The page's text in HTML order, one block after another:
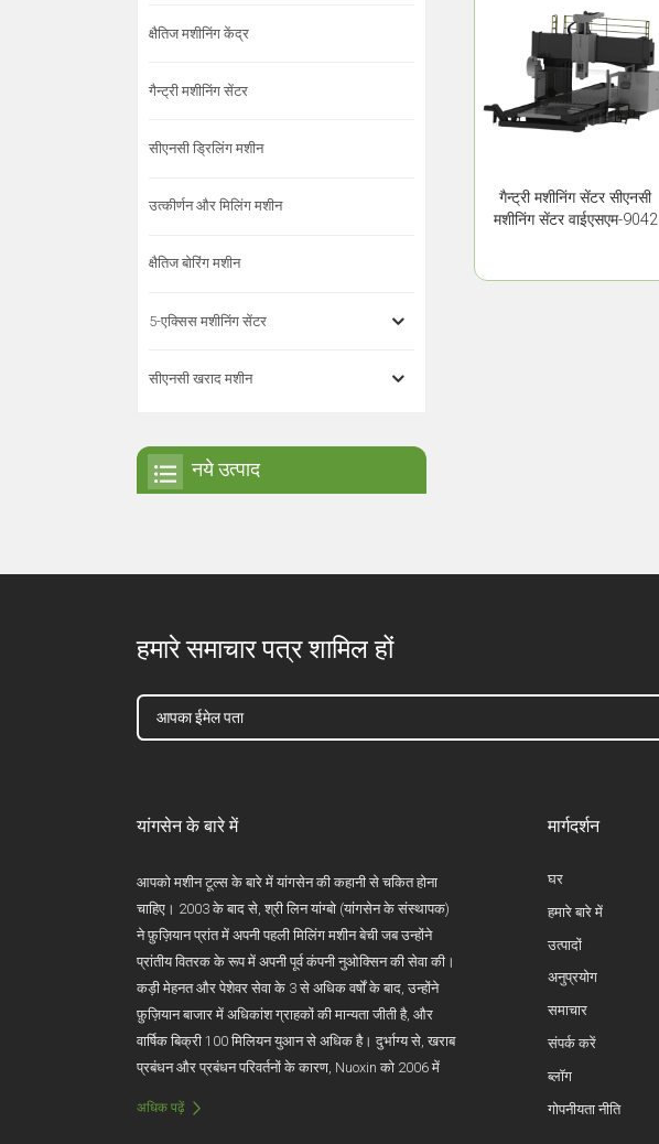
गैन्ट्री मशीनिंग सेंटर सीएनसी
मशीनिंग सेंटर वाईएसएम-9042
क्षैतिज मशीनिंग केंद्र
गैन्ट्री मशीनिंग सेंटर
सीएनसी ड्रिलिंग मशीन
उत्कीर्णन और मिलिंग मशीन
क्षैतिज बोरिंग मशीन
5-एक्सिस मशीनिंग सेंटर
सीएनसी खराद मशीन
नये उत्पाद
हमारे समाचार पत्र शामिल हों
यांगसेन के बारे में
आपको मशीन टूल्स के बारे में यांगसेन की कहानी से चकित होना
चाहिए। 2003 के बाद से, श्री लिन यांग्बो (यांगसेन के संस्थापक)
ने फ़ुज़ियान प्रांत में अपनी पहली मिलिंग मशीन बेची जब उन्होंने
प्रांतीय वितरक के रूप में अपनी पूर्व कंपनी नुओक्सिन की सेवा की।
कड़ी मेहनत और पेशेवर सेवा के 3 से अधिक वर्षों के बाद, उन्होंने
फ़ुज़ियान बाजार में अधिकांश ग्राहकों की मान्यता जीती है, और
वार्षिक बिक्री 100 मिलियन युआन से अधिक है। दुर्भाग्य से, खराब
प्रबंधन और प्रबंधन परिवर्तनों के कारण, Nuoxin को 2006 में
लिन ने मशीन टूल उद्योग को लगभग छोड़ दिया।
अधिक पढ़ें
मार्गदर्शन
घर
हमारे बारे में
उत्पादों
अनुप्रयोग
समाचार
संपर्क करें
ब्लॉग
गोपनीयता नीति